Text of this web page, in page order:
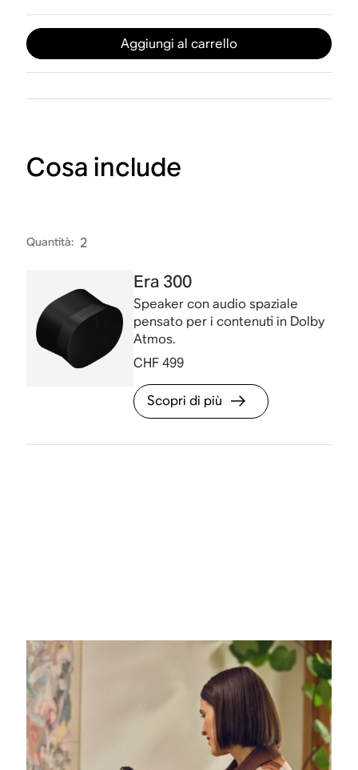
Aggiungi al carrello
Cosa include
Quantità: 2
Era 300
Speaker con audio spaziale
pensato per i contenuti in Dolby
Atmos.
CHF 499
Scopri di più